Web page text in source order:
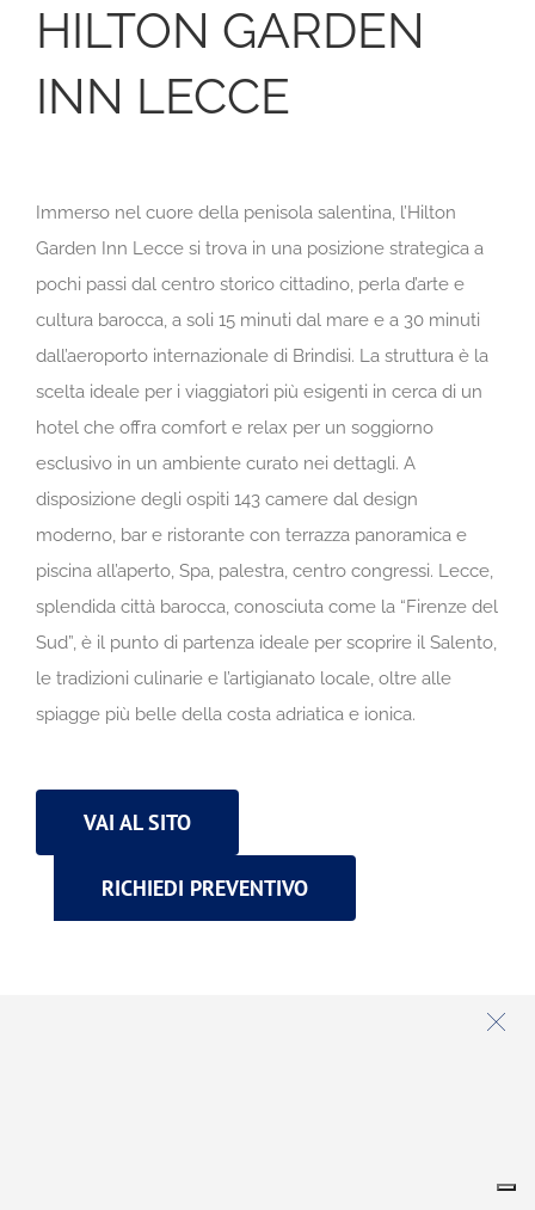
HILTON GARDEN
INN LECCE
Immerso nel cuore della penisola salentina, l’Hilton
Garden Inn Lecce si trova in una posizione strategica a
pochi passi dal centro storico cittadino, perla d’arte e
cultura barocca, a soli 15 minuti dal mare e a 30 minuti
dall’aeroporto internazionale di Brindisi. La struttura è la
scelta ideale per i viaggiatori più esigenti in cerca di un
hotel che offra comfort e relax per un soggiorno
esclusivo in un ambiente curato nei dettagli. A
disposizione degli ospiti 143 camere dal design
moderno, bar e ristorante con terrazza panoramica e
piscina all’aperto, Spa, palestra, centro congressi. Lecce,
splendida città barocca, conosciuta come la “Firenze del
Sud”, è il punto di partenza ideale per scoprire il Salento,
le tradizioni culinarie e l’artigianato locale, oltre alle
spiagge più belle della costa adriatica e ionica.
VAI AL SITO
RICHIEDI PREVENTIVO